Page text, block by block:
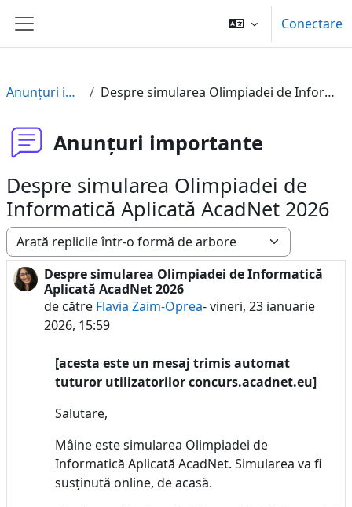
Panou lateral
Conectare
Anunțuri importante Despre simularea Olimpiadei de Informatică Aplicată AcadNet 2026
Anunțuri importante
Despre simularea Olimpiadei de
Informatică Aplicată AcadNet 2026
Afişează mod
Despre simularea Olimpiadei de Informatică
Aplicată AcadNet 2026
de către Flavia Zaim-Oprea-vineri, 23 ianuarie
2026, 15:59
Număr de răspunsuri: 0
[acesta este un mesaj trimis automat
tuturor utilizatorilor concurs.acadnet.eu]
Salutare,
Mâine este simularea Olimpiadei de
Informatică Aplicată AcadNet. Simularea va fi
susținută online, de acasă.